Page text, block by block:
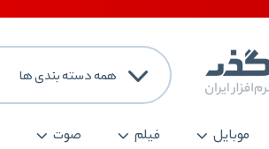
همه دسته بندی ها
موبایل فیلم صوت